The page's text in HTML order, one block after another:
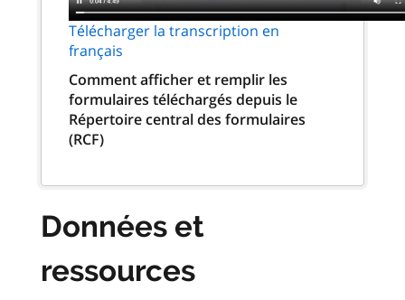
Télécharger la transcription en
français
Comment afficher et remplir les
formulaires téléchargés depuis le
Répertoire central des formulaires
(RCF)
Données et
ressources